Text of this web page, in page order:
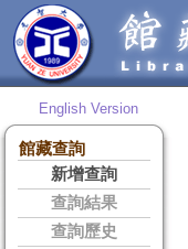
English Version
館藏查詢
新增查詢
查詢結果
查詢歷史